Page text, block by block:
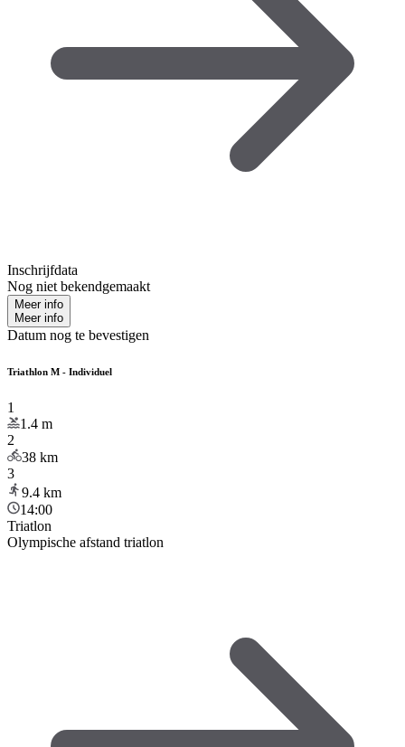
Inschrijfdata
Nog niet bekendgemaakt
Meer info
Meer info
Datum nog te bevestigen
Triathlon M - Individuel
1
1.4 m
2
38 km
3
9.4 km
14:00
Triatlon
Olympische afstand triatlon